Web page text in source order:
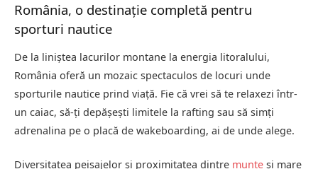
România, o destinație completă pentru
sporturi nautice
De la liniștea lacurilor montane la energia litoralului,
România oferă un mozaic spectaculos de locuri unde
sporturile nautice prind viață. Fie că vrei să te relaxezi într-
un caiac, să-ți depășești limitele la rafting sau să simți
adrenalina pe o placă de wakeboarding, ai de unde alege.
Diversitatea peisajelor și proximitatea dintre munte și mare